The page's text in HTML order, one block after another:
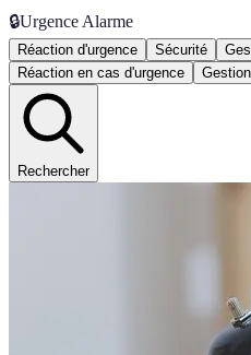
🔒Urgence Alarme
Réaction d'urgence Sécurité
Réaction en cas d'urgence
Rechercher